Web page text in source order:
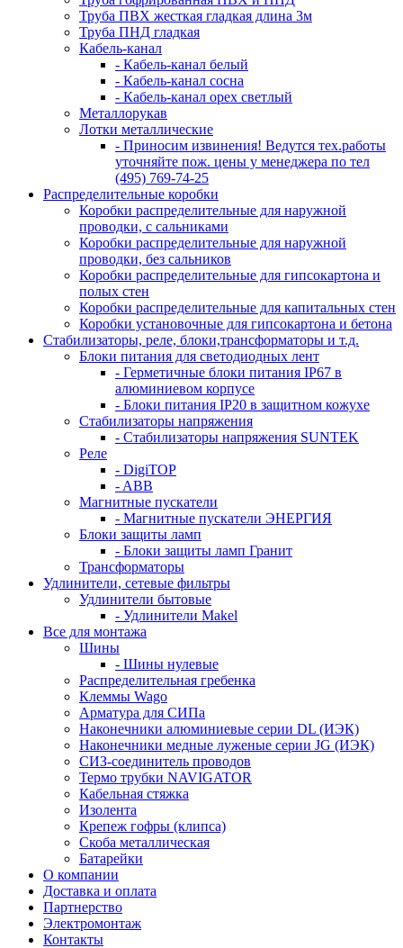
Труба ПВХ жесткая гладкая длина 3м
Труба ПНД гладкая
Кабель-канал
- Кабель-канал белый
- Кабель-канал сосна
- Кабель-канал орех светлый
Металлорукав
Лотки металлические
- Приносим извинения! Ведутся тех.работы
уточняйте пож. цены у менеджера по тел
(495) 769-74-25
Распределительные коробки
Коробки распределительные для наружной
проводки, с сальниками
Коробки распределительные для наружной
проводки, без сальников
Коробки распределительные для гипсокартона и
полых стен
Коробки распределительные для капитальных стен
Коробки установочные для гипсокартона и бетона
Стабилизаторы, реле, блоки,трансформаторы и т.д.
Блоки питания для светодиодных лент
- Герметичные блоки питания IP67 в
алюминиевом корпусе
- Блоки питания IP20 в защитном кожухе
Стабилизаторы напряжения
- Стабилизаторы напряжения SUNTEK
Реле
- DigiTOP
- ABB
Магнитные пускатели
- Магнитные пускатели ЭНЕРГИЯ
Блоки защиты ламп
- Блоки защиты ламп Гранит
Трансформаторы
Удлинители, сетевые фильтры
Удлинители бытовые
- Удлинители Makel
Все для монтажа
Шины
- Шины нулевые
Распределительная гребенка
Клеммы Wago
Арматура для СИПа
Наконечники алюминиевые серии DL (ИЭК)
Наконечники медные луженые серии JG (ИЭК)
СИЗ-соединитель проводов
Термо трубки NAVIGATOR
Кабельная стяжка
Изолента
Крепеж гофры (клипса)
Скоба металлическая
Батарейки
О компании
Доставка и оплата
Партнерство
Электромонтаж
Контакты